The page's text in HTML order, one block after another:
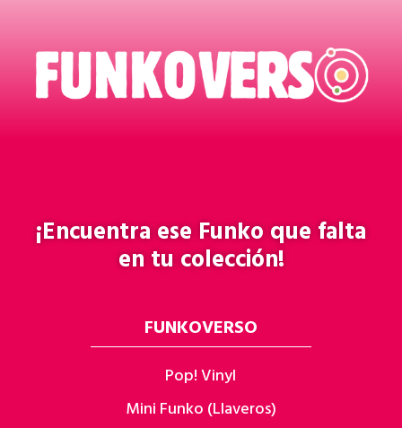
¡Encuentra eseFunkoque falta
en tu colección!
FUNKOVERSO
Pop! Vinyl
Mini Funko (Llaveros)